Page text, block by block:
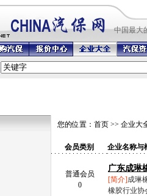
中国最大
您的位置： 首页 >> 企业大
会员类别 企业名称与
普通会员
0
广东成琳
[简介]成琳
橡胶行业